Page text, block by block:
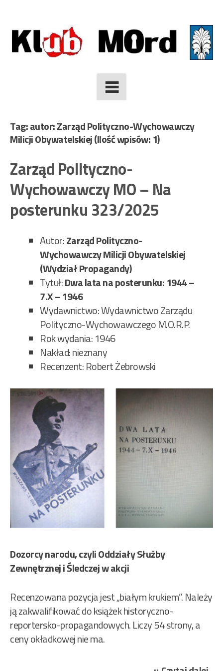
to
content
Tag: autor: Zarząd Polityczno-Wychowawczy
Milicji Obywatelskiej(Ilość wpisów: 1)
Zarząd Polityczno-
Wychowawczy MO – Na
posterunku 323/2025
Autor:Zarząd Polityczno-
Wychowawczy Milicji Obywatelskiej
(Wydział Propagandy)
Tytuł:Dwa lata na posterunku: 1944 –
7.X – 1946
Wydawnictwo: Wydawnictwo Zarządu
Polityczno-Wychowawczego M.O.R.P.
Rok wydania: 1946
Nakład: nieznany
Recenzent: Robert Żebrowski
Dozorcy narodu, czyli Oddziały Służby
Zewnętrznej i Śledczej w akcji
Recenzowana pozycja jest „białym krukiem”. Należy
ją zakwalifikować do książek historyczno-
reportersko-propagandowych. Liczy 54 strony, a
ceny okładkowej nie ma.